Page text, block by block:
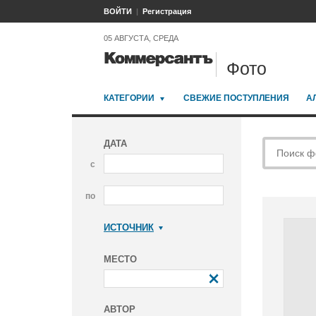
ВОЙТИ Регистрация
05 АВГУСТА, СРЕДА
Фото
КАТЕГОРИИ СВЕЖИЕ ПОСТУПЛЕНИЯ
ДАТА
с
по
ИСТОЧНИК
МЕСТО
АВТОР